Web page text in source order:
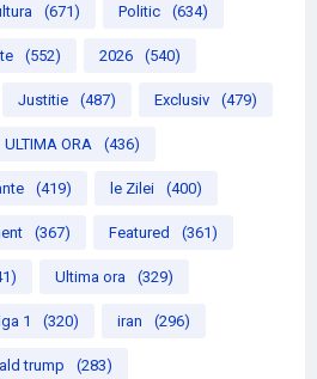
(671) Politic (634)
(552) 2026 (540)
Justitie (487) Exclusiv (479)
ULTIMA ORA (436)
(419) le Zilei (400)
(367) Featured (361)
Ultima ora (329)
1 (320) iran (296)
trump (283)